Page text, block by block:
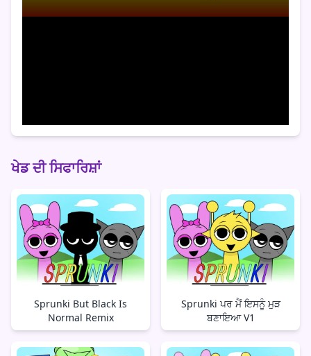
ਖੇਡ ਦੀ ਸਿਫਾਰਿਸ਼ਾਂ
Sprunki But Black Is
Normal Remix
Sprunki ਪਰ ਮੈਂ ਇਸਨੂੰ ਮੁੜ
ਬਣਾਇਆ V1